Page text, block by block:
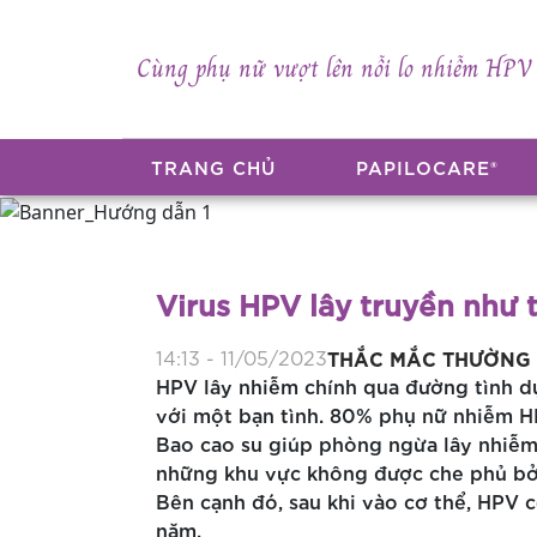
Cùng phụ nữ vượt lên nỗi lo nhiễm HPV
TRANG CHỦ PAPILOCARE®​
Virus HPV lây truyền như
14:13 - 11/05/2023THẮC MẮC
HPV lây nhiễm chính qua đường tình
với một bạn tình. 80% phụ nữ nhiễm
Bao cao su giúp phòng ngừa lây
những khu vực không được che phủ
Bên cạnh đó, sau khi vào cơ thể,
năm.